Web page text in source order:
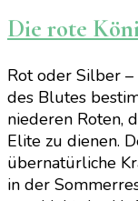
Die rote
Rot oder Silber
des Blutes
niederen Roten,
Elite zu dienen.
übernatürliche
in der